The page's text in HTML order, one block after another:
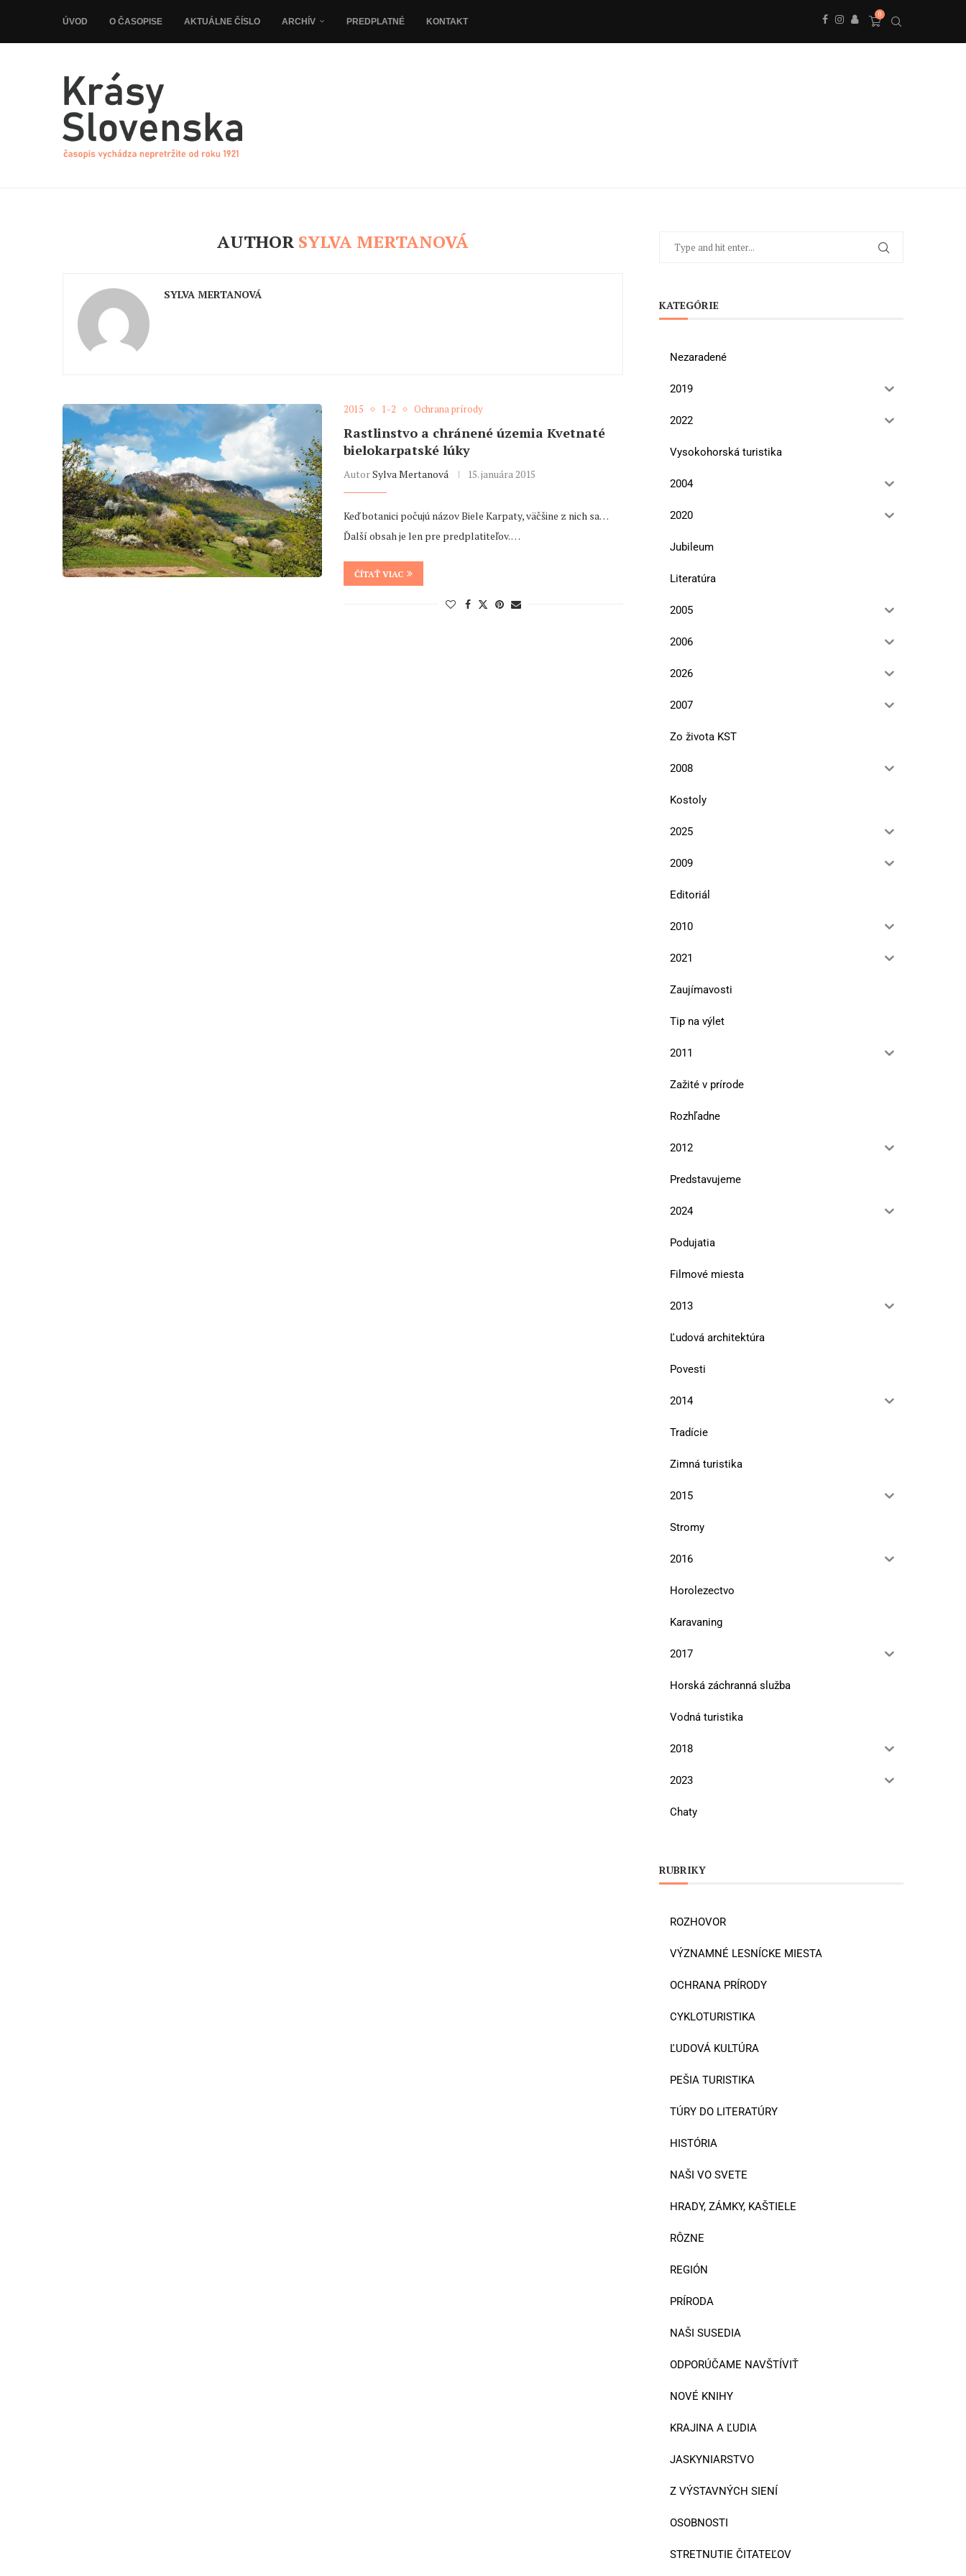
ÚVOD O ČASOPISE AKTUÁLNE ČÍSLO ARCHÍV PREDPLATNÉ KONTAKT
0
AUTHOR SYLVA MERTANOVÁ
SYLVA MERTANOVÁ
2015 1-2 Ochrana prírody
Rastlinstvo a chránené územia Kvetnaté
bielokarpatské lúky
AutorSylva Mertanová 15. januára 2015
Keď botanici počujú názov Biele Karpaty, väčšine z nich sa…
Ďalší obsah je len pre predplatiteľov. …
ČÍTAŤ VIAC
KATEGÓRIE
Nezaradené
2019
2022
Vysokohorská turistika
2004
2020
Jubileum
Literatúra
2005
2006
2026
2007
Zo života KST
2008
Kostoly
2025
2009
Editoriál
2010
2021
Zaujímavosti
Tip na výlet
2011
Zažité v prírode
Rozhľadne
2012
Predstavujeme
2024
Podujatia
Filmové miesta
2013
Ľudová architektúra
Povesti
2014
Tradície
Zimná turistika
2015
Stromy
2016
Horolezectvo
Karavaning
2017
Horská záchranná služba
Vodná turistika
2018
2023
Chaty
RUBRIKY
ROZHOVOR
VÝZNAMNÉ LESNÍCKE MIESTA
OCHRANA PRÍRODY
CYKLOTURISTIKA
ĽUDOVÁ KULTÚRA
PEŠIA TURISTIKA
TÚRY DO LITERATÚRY
HISTÓRIA
NAŠI VO SVETE
HRADY, ZÁMKY, KAŠTIELE
RÔZNE
REGIÓN
PRÍRODA
NAŠI SUSEDIA
ODPORÚČAME NAVŠTÍVIŤ
NOVÉ KNIHY
KRAJINA A ĽUDIA
JASKYNIARSTVO
Z VÝSTAVNÝCH SIENÍ
OSOBNOSTI
STRETNUTIE ČITATEĽOV